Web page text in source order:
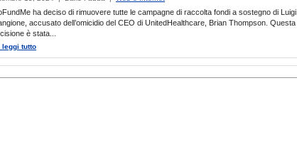
ha deciso di rimuovere tutte le campagne di raccolta fondi a sostegno di Luigi
accusato dell’omicidio del CEO di UnitedHealthcare, Brian Thompson. Questa
è stata...
leggi tutto